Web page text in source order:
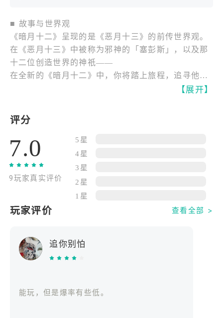
■ 故事与世界观
《暗月十二》呈现的是《恶月十三》的前传世界观。
在《恶月十三》中被称为邪神的「塞彭斯」，以及那
十二位创造世界的神祇——
在全新的《暗月十二》中，你将踏上旅程，追寻他们
■ 主要特色
游戏设计让任何玩家都能轻松上手，同时也提供组队
玩法，让你在合作中体验更多乐趣。
■ 职业介绍
1. 狂战士（Berserker）
挥舞巨型双手武器、在战场上横扫八方的战士。
以高生命值与高防御力为基础，能同时碾压大量敌人
的压倒性近战风格。
2. 游侠（Raven）
以华丽而迅捷的弓术制压敌人的远程输出。
【展开】
评分
7.0
9玩家真实评价
5星
4星
3星
2星
1星
玩家评价 查看全部 >
追你别怕
能玩，但是爆率有些低。